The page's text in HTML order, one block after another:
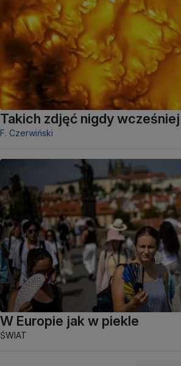
Takich zdjęć nigdy
F. Czerwiński
W Europie jak w piekle
ŚWIAT